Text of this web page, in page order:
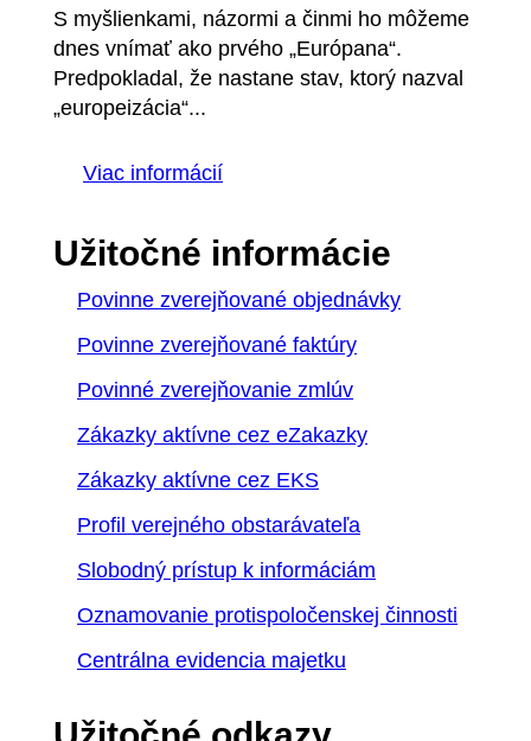
S myšlienkami, názormi a činmi ho môžeme
dnes vnímať ako prvého „Európana“.
Predpokladal, že nastane stav, ktorý nazval
„europeizácia“...
Viac informácií
Užitočné informácie
Povinne zverejňované objednávky
Povinne zverejňované faktúry
Povinné zverejňovanie zmlúv
Zákazky aktívne cez eZakazky
Zákazky aktívne cez EKS
Profil verejného obstarávateľa
Slobodný prístup k informáciám
Oznamovanie protispoločenskej činnosti
Centrálna evidencia majetku